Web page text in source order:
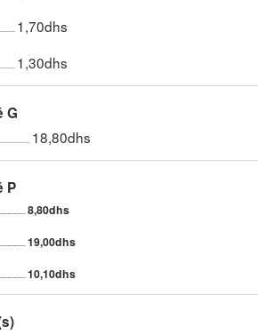
1,70dhs
1,30dhs
G
18,80dhs
P
8,80dhs
19,00dhs
10,10dhs